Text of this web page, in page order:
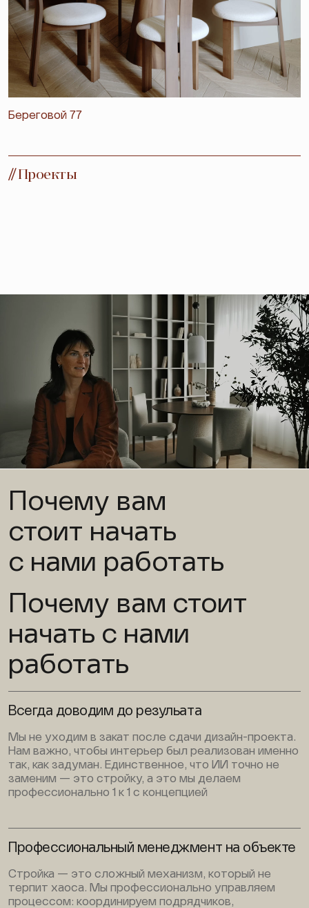
Береговой 77
// Проекты
Почему вам
стоит начать
с нами работать
Почему вам стоит
начать с нами
работать
Всегда доводим до резульата
Мы не уходим в закат после сдачи дизайн-проекта.
Нам важно, чтобы интерьер был реализован именно
так, как задуман. Единственное, что ИИ точно не
заменим — это стройку, а это мы делаем
профессионально 1 к 1 с концепцией
Профессиональный менеджмент на объекте
Стройка — это сложный механизм, который не
терпит хаоса. Мы профессионально управляем
процессом: координируем подрядчиков,